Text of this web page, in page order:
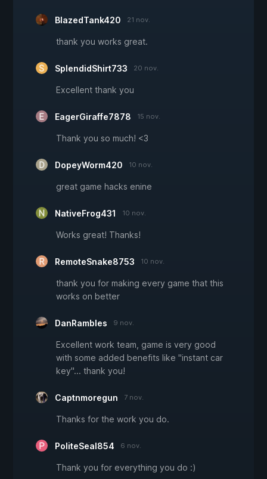
BlazedTank420 21 nov.
thank you works great.
SplendidShirt733 20 nov.
Excellent thank you
EagerGiraffe7878 15 nov.
Thank you so much! <3
DopeyWorm420 10 nov.
great game hacks enine
NativeFrog431 10 nov.
Works great! Thanks!
RemoteSnake8753 10 nov.
thank you for making every game that this
works on better
DanRambles 9 nov.
Excellent work team, game is very good
with some added benefits like "instant car
key"... thank you!
Captnmoregun 7 nov.
Thanks for the work you do.
PoliteSeal854 6 nov.
Thank you for everything you do :)